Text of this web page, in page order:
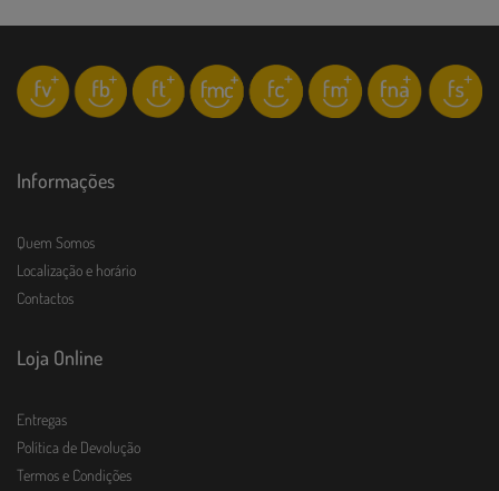
Informações
Quem Somos
Localização e horário
Contactos
Loja Online
Entregas
Política de Devolução
Termos e Condições